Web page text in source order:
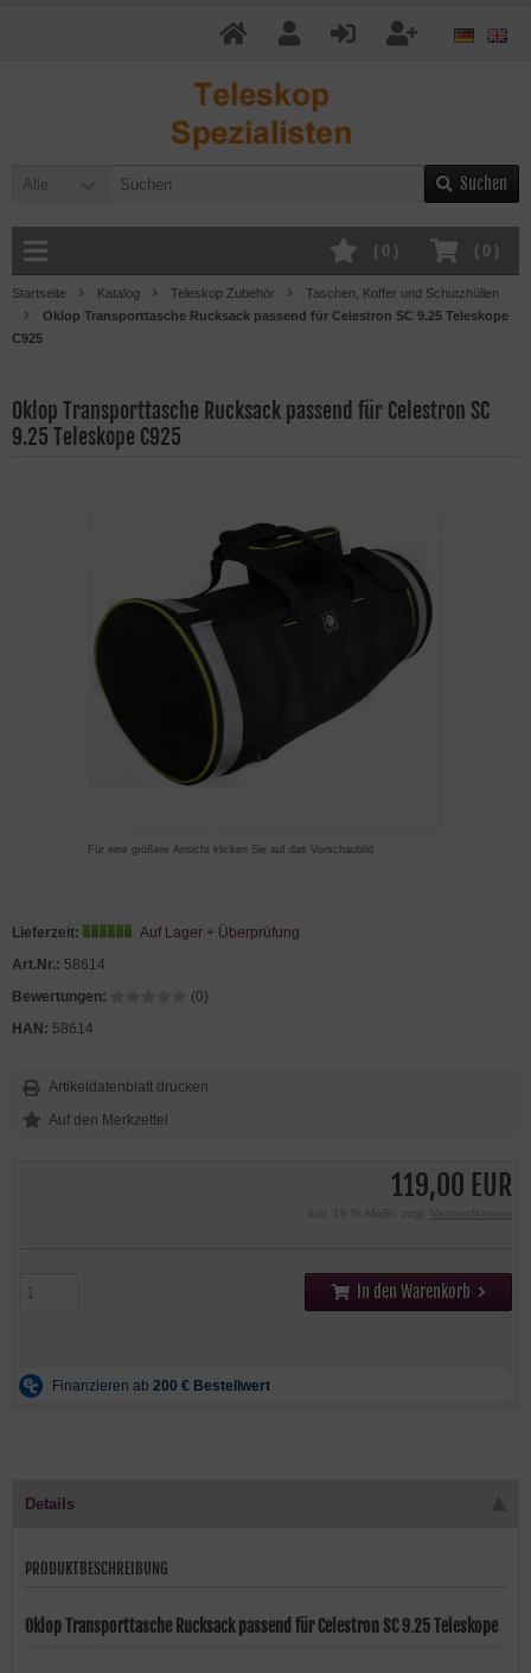
Alle Suchen
( 0 )
( 0 )
Startseite Katalog Teleskop Zubehör
Taschen, Koffer und Schutzhüllen
Oklop Transporttasche Rucksack passend für Celestron SC 9.25 Teleskope
C925
Oklop Transporttasche Rucksack passend für Celestron SC
9.25 Teleskope C925
Für eine größere Ansicht klicken Sie auf das Vorschaubild
119,00 EUR
inkl. 19 % MwSt. zzgl. Versandkosten
In den Warenkorb
Lieferzeit:
Auf Lager + Überprüfung
Art.Nr.: 58614
Bewertungen:
(0)
HAN: 58614
Artikeldatenblatt drucken
Details
PRODUKTBESCHREIBUNG
Oklop Transporttasche Rucksack passend für Celestron SC 9.25 Teleskope